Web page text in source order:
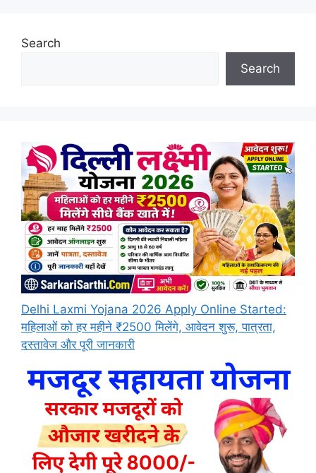
Search
Search
Delhi Laxmi Yojana 2026 Apply Online Started:
महिलाओं को हर महीने ₹2500 मिलेंगे, आवेदन शुरू, पात्रता,
दस्तावेज और पूरी जानकारी